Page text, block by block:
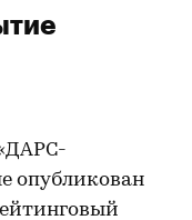
опубликован